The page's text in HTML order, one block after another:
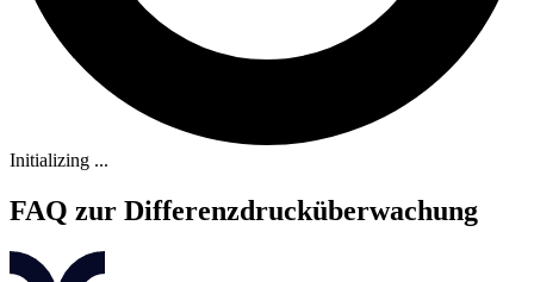
Initializing ...
FAQ zur Differenzdrucküberwachung